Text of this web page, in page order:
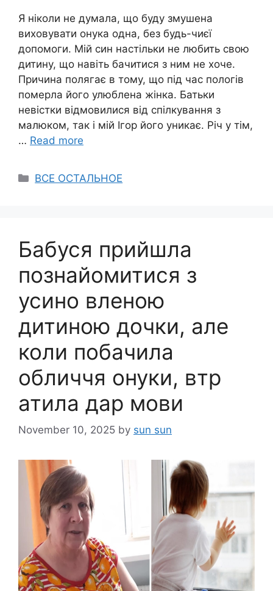
Я ніколи не думала, що буду змушена
виховувати онука одна, без будь-чиєї
допомоги. Мій син настільки не любить свою
дитину, що навіть бачитися з ним не хоче.
Причина полягає в тому, що під час пологів
померла його улюблена жінка. Батьки
невістки відмовилися від спілкування з
малюком, так і мій Ігор його уникає. Річ у тім,
… Read more
Categories
ВСЕ ОСТАЛЬНОЕ
Бабуся прийшла
познайомитися з
усино вленою
дитиною дочки, але
коли побачила
обличчя онуки, втр
атила дар мови
November 10, 2025 by sun sun